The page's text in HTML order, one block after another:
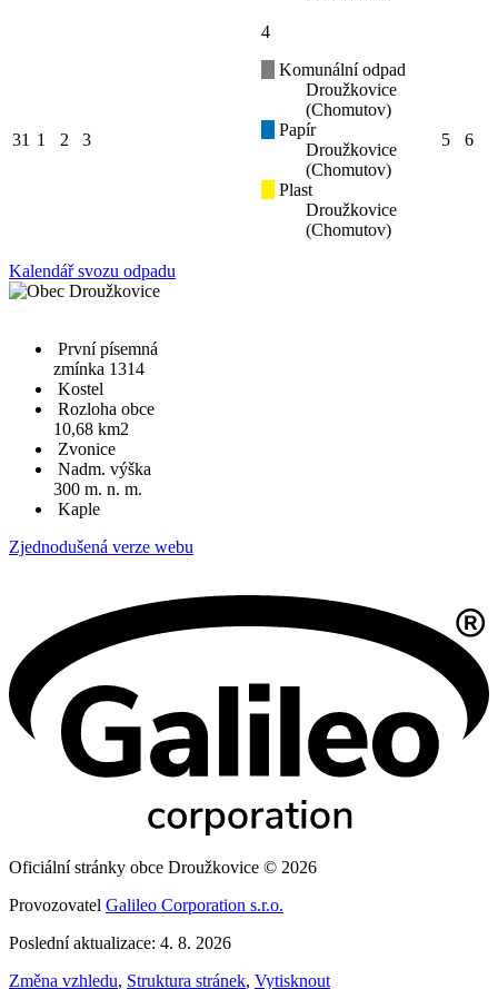
31 1 2 3
4
Komunální odpad
Droužkovice
(Chomutov)
Papír
Droužkovice
(Chomutov)
Plast
Droužkovice
(Chomutov)
5 6
Kalendář svozu odpadu
První písemná
zmínka 1314
Kostel
Rozloha obce
10,68 km2
Zvonice
Nadm. výška
300 m. n. m.
Kaple
Zjednodušená verze webu
Oficiální stránky obce Droužkovice © 2026
Provozovatel Galileo Corporation s.r.o.
Poslední aktualizace: 4. 8. 2026
Změna vzhledu, Struktura stránek, Vytisknout